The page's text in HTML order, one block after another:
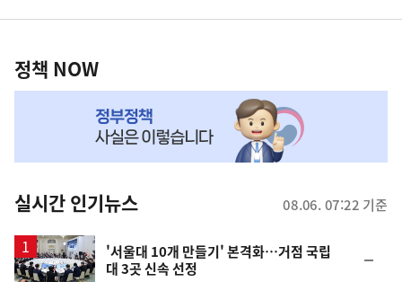
영
책
NOW,
뉴
스
정책 NOW
실시간 인기뉴스 08.06. 07:22 기준
'서울대 10개 만들기' 본격화…거점 국립
대 3곳 신속 선정